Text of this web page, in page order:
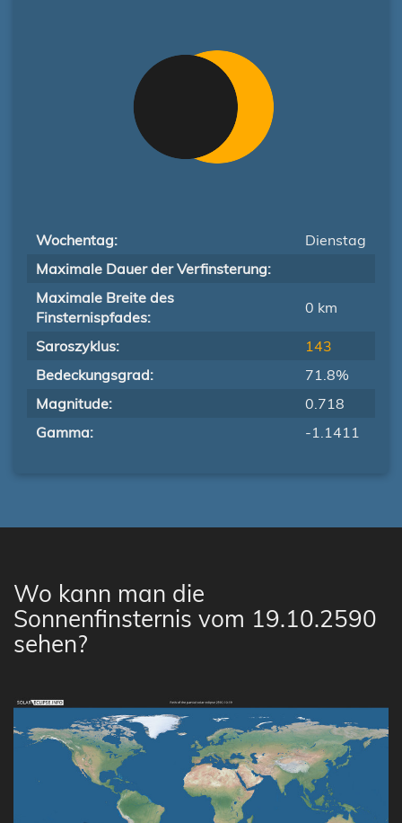
Wochentag:
Dienstag
Maximale Dauer der Verfinsterung:
Maximale Breite des
Finsternispfades:
0 km
Saroszyklus:
143
Bedeckungsgrad:
71.8%
Magnitude:
0.718
Gamma:
-1.1411
Wo kann man die
Sonnenfinsternis vom 19.10.2590
sehen?